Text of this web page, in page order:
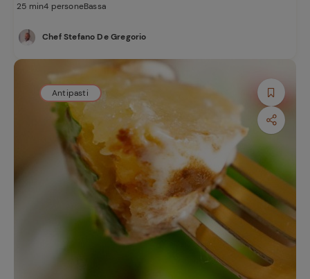
25 min4 personeBassa
Chef Stefano De Gregorio
Antipasti